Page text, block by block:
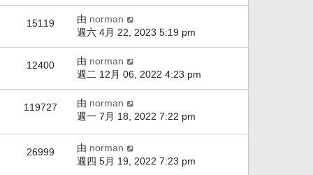
15119 由 norman
週六 4月 22, 2023 5:19 pm
12400 由 norman
週二 12月 06, 2022 4:23 pm
119727 由 norman
週一 7月 18, 2022 7:22 pm
26999 由 norman
週四 5月 19, 2022 7:23 pm